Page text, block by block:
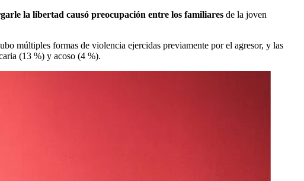
la libertad causó preocupación entre los familiares de la joven
múltiples formas de violencia ejercidas previamente por el agresor, y las
(13 %) y acoso (4 %).